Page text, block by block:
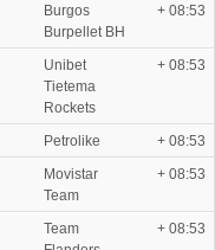
Burgos
Burpellet BH
+ 08:53
Unibet
Tietema
Rockets
+ 08:53
Petrolike
+ 08:53
Movistar
Team
+ 08:53
Team
+ 08:53